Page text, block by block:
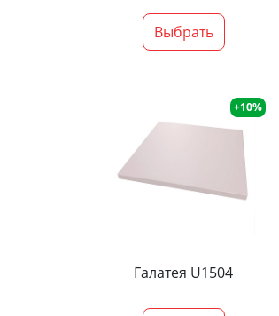
Выбрать
+10%
Галатея U1504